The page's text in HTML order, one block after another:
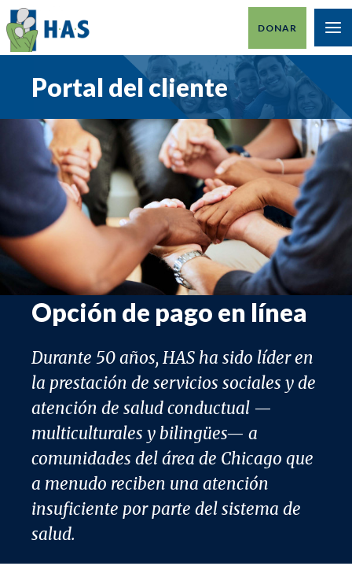
al
contenido
DONAR
Portal del cliente
Opción de pago en línea
Durante 50 años, HAS ha sido líder en
la prestación de servicios sociales y de
atención de salud conductual —
multiculturales y bilingües— a
comunidades del área de Chicago que
a menudo reciben una atención
insuficiente por parte del sistema de
salud.